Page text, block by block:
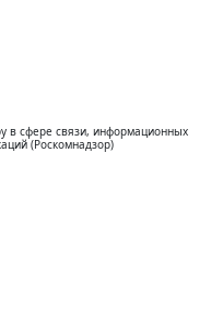
в сфере связи, информационных
(Роскомнадзор)